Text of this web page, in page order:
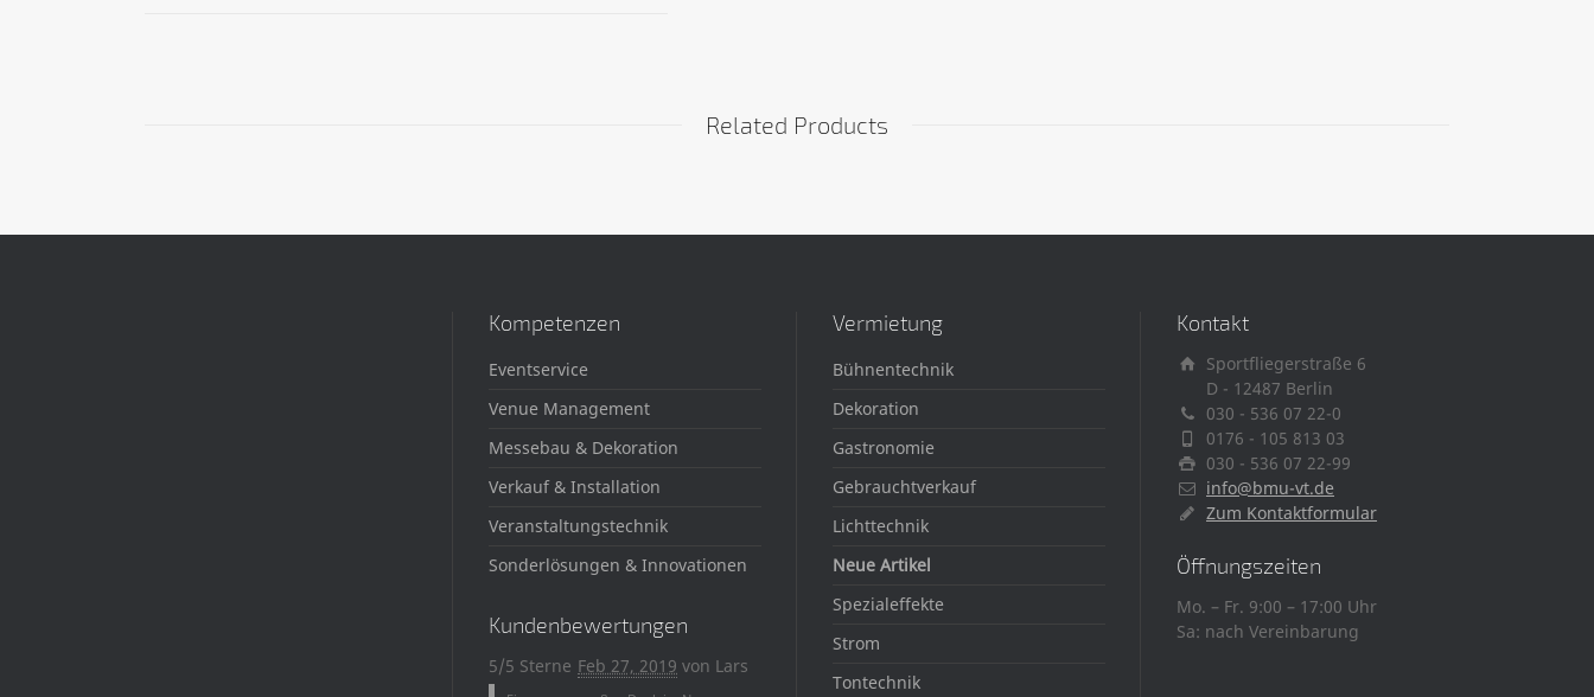
Related Products
Kompetenzen
Eventservice
Venue Management
Messebau & Dekoration
Verkauf & Installation
Veranstaltungstechnik
Sonderlösungen & Innovationen
Kundenbewertungen
5/5 Sterne Feb 27, 2019 von Lars
Vermietung
Bühnentechnik
Dekoration
Gastronomie
Gebrauchtverkauf
Lichttechnik
Neue Artikel
Spezialeffekte
Strom
Tontechnik
Kontakt
Sportfliegerstraße 6
D - 12487 Berlin
030 - 536 07 22-0
0176 - 105 813 03
030 - 536 07 22-99
info@bmu-vt.de
Zum Kontaktformular
Öffnungszeiten
Mo. – Fr. 9:00 – 17:00 Uhr
Sa: nach Vereinbarung